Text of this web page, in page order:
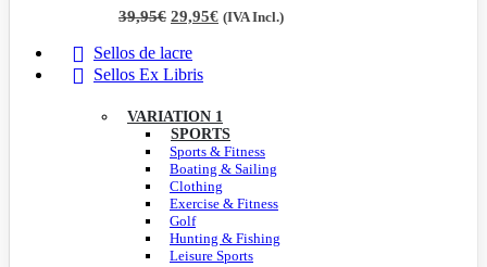
39,95€ El
original
era:
39,95€.
29,95€El(IVA Incl.)
Sellos de lacre
Sellos Ex Libris
VARIATION 1
SPORTS
Sports & Fitness
Boating & Sailing
Clothing
Exercise & Fitness
Golf
Hunting & Fishing
Leisure Sports